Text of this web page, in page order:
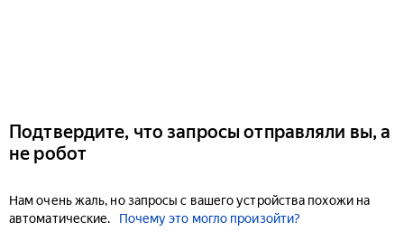
Подтвердите, что запросы отправляли вы, а
не робот
Нам очень жаль, но запросы с вашего устройства похожи на
автоматические.
Почему это могло произойти?